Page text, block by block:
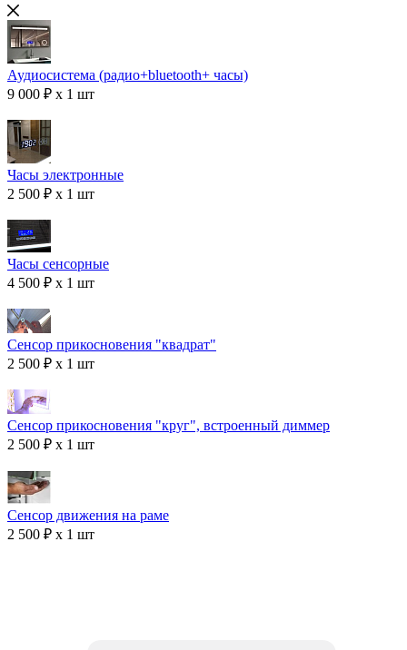
Аудиосистема (радио+bluetooth+ часы)
9 000 ₽ x 1 шт
Часы электронные
2 500 ₽ x 1 шт
Часы сенсорные
4 500 ₽ x 1 шт
Сенсор прикосновения "квадрат"
2 500 ₽ x 1 шт
Сенсор прикосновения "круг", встроенный диммер
2 500 ₽ x 1 шт
Сенсор движения на раме
2 500 ₽ x 1 шт